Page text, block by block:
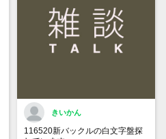
きいかん
116520新バックルの白文字盤探